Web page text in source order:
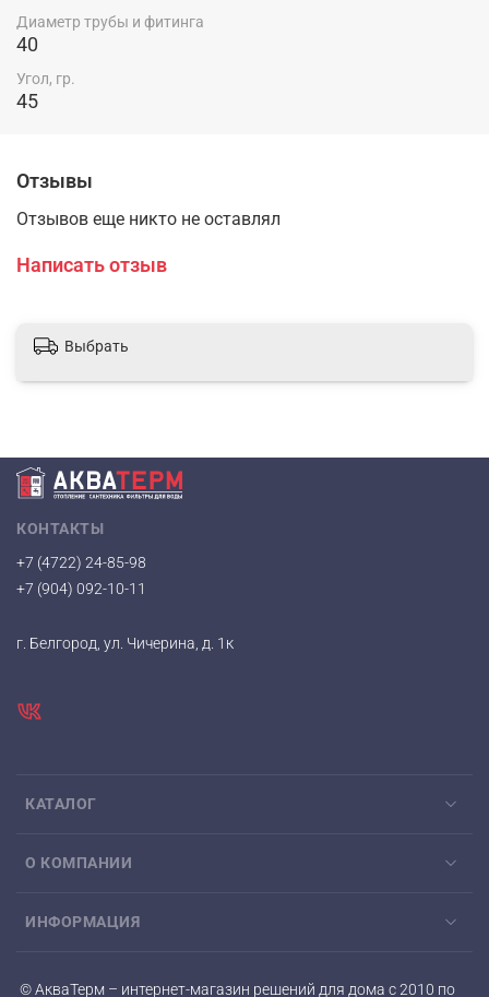
Диаметр трубы и фитинга
40
Угол, гр.
45
Отзывы
Отзывов еще никто не оставлял
Написать отзыв
Выбрать
КАТАЛОГ
О КОМПАНИИ
ИНФОРМАЦИЯ
КОНТАКТЫ
+7 (4722) 24-85-98
+7 (904) 092-10-11
г. Белгород, ул. Чичерина, д. 1к
© АкваТерм – интернет-магазин решений для дома с 2010 по